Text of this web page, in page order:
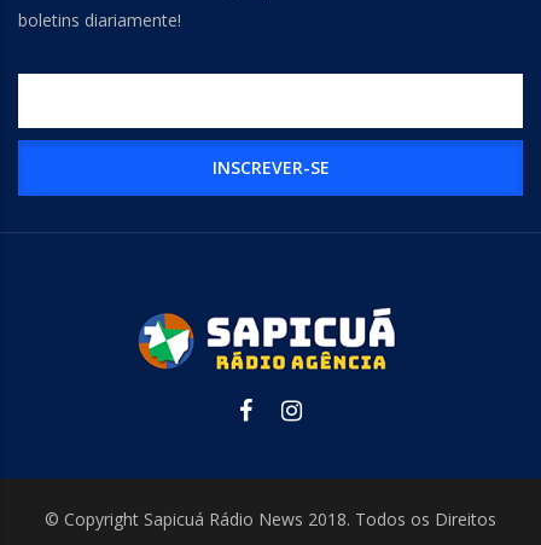
boletins diariamente!
© Copyright Sapicuá Rádio News 2018. Todos os Direitos